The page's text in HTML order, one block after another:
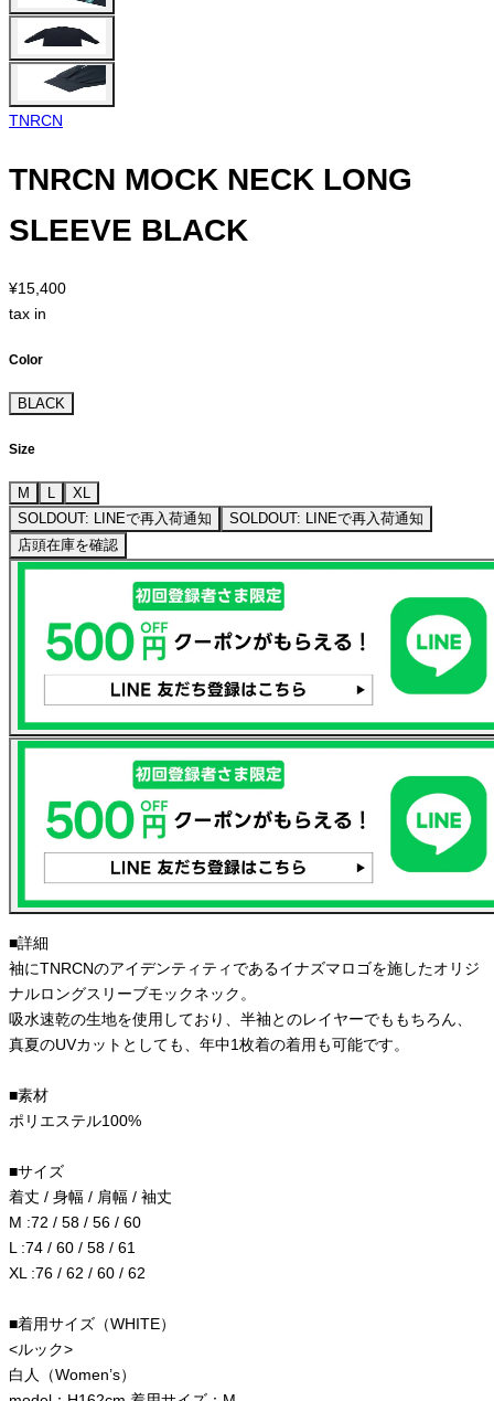
TNRCN
TNRCN MOCK NECK LONG
SLEEVE BLACK
¥15,400
tax in
Color
BLACK
Size
M L
XL
SOLDOUT: LINEで再入荷通知
SOLDOUT: LINEで再入荷通知
店頭在庫を確認
■詳細
袖にTNRCNのアイデンティティであるイナズマロゴを施したオリジ
ナルロングスリーブモックネック。
吸水速乾の生地を使用しており、半袖とのレイヤーでももちろん、
真夏のUVカットとしても、年中1枚着の着用も可能です。
■素材
ポリエステル100%
■サイズ
着丈 / 身幅 / 肩幅 / 袖丈
M :72 / 58 / 56 / 60
L :74 / 60 / 58 / 61
XL :76 / 62 / 60 / 62
■着用サイズ（WHITE）
<ルック>
白人（Women’s）